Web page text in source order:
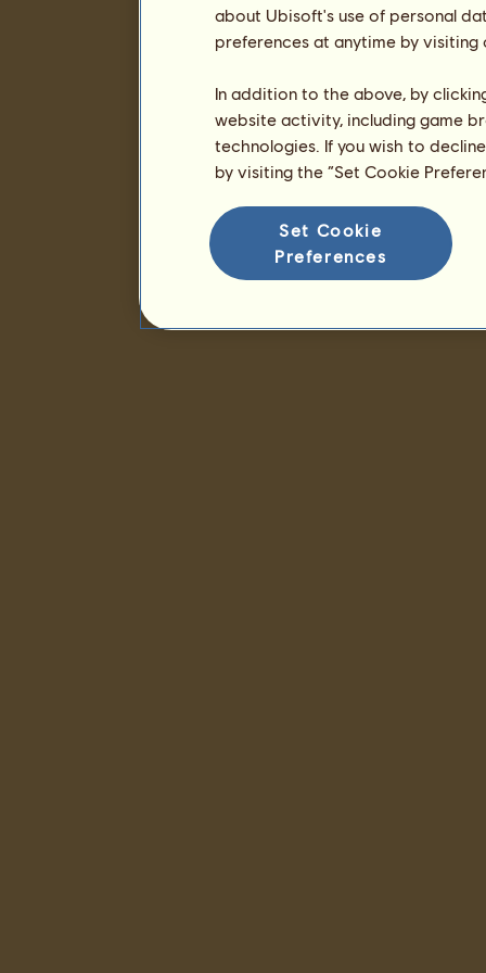
about Ubisoft's use of personal
preferences at anytime by
In addition to the above, by
website activity, including game
technologies. If you wish to
by visiting the “Set Cookie
Set Cookie
Preferences